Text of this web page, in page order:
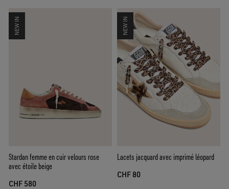
NEW IN
Stardan femme en cuir velours rose
avec étoile beige
CHF 580
NEW IN
Lacets jacquard avec imprimé léopard
CHF 80